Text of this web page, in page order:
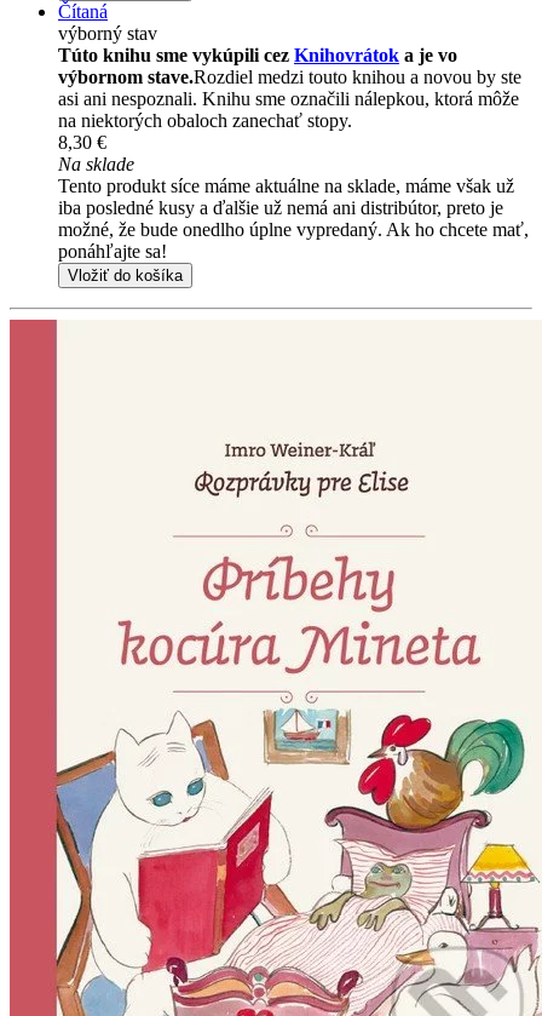
Čítaná
výborný stav
Túto knihu sme vykúpili cez Knihovrátok a je vo
výbornom stave.Rozdiel medzi touto knihou a novou by ste
asi ani nespoznali. Knihu sme označili nálepkou, ktorá môže
na niektorých obaloch zanechať stopy.
8,30 €
Na sklade
Tento produkt síce máme aktuálne na sklade, máme však už
iba posledné kusy a ďalšie už nemá ani distribútor, preto je
možné, že bude onedlho úplne vypredaný. Ak ho chcete mať,
ponáhľajte sa!
Vložiť do košíka